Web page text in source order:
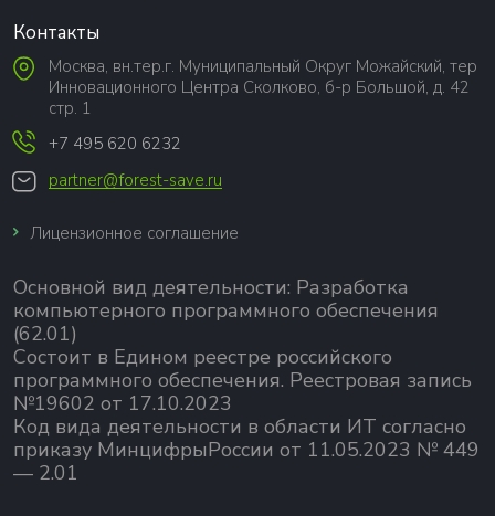
Контакты
Москва, вн.тер.г. Муниципальный Округ Можайский, тер
Инновационного Центра Сколково, б-р Большой, д. 42
стр. 1
+7 495 620 6232
partner@forest-save.ru
Лицензионное соглашение
Основной вид деятельности: Разработка
компьютерного программного обеспечения
(62.01)
Состоит в Едином реестре российского
программного обеспечения. Реестровая запись
№19602 от 17.10.2023
Код вида деятельности в области ИТ согласно
приказу МинцифрыРоссии от 11.05.2023 № 449
— 2.01